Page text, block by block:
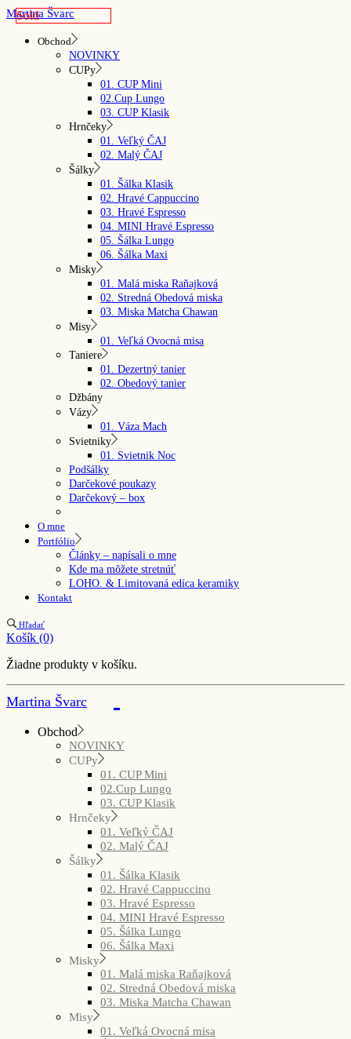
Skip
Martina Švarc
Obchod
NOVINKY
CUPy
01. CUP Mini
02.Cup Lungo
03. CUP Klasik
Hrnčeky
01. Veľký ČAJ
02. Malý ČAJ
Šálky
01. Šálka Klasik
02. Hravé Cappuccino
03. Hravé Espresso
04. MINI Hravé Espresso
05. Šálka Lungo
06. Šálka Maxi
Misky
01. Malá miska Raňajková
02. Stredná Obedová miska
03. Miska Matcha Chawan
Misy
01. Veľká Ovocná misa
Taniere
01. Dezertný tanier
02. Obedový tanier
Džbány
Vázy
01. Váza Mach
Svietniky
01. Svietnik Noc
Podšálky
Darčekové poukazy
Darčekový – box
O mne
Portfólio
Články – napísali o mne
Kde ma môžete stretnúť
LOHO. & Limitovaná edíca keramiky
Kontakt
Hľadať
Košík (0)
Žiadne produkty v košíku.
Martina Švarc
Obchod
NOVINKY
CUPy
01. CUP Mini
02.Cup Lungo
03. CUP Klasik
Hrnčeky
01. Veľký ČAJ
02. Malý ČAJ
Šálky
01. Šálka Klasik
02. Hravé Cappuccino
03. Hravé Espresso
04. MINI Hravé Espresso
05. Šálka Lungo
06. Šálka Maxi
Misky
01. Malá miska Raňajková
02. Stredná Obedová miska
03. Miska Matcha Chawan
Misy
01. Veľká Ovocná misa
Sold